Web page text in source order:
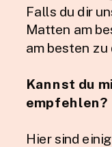
Falls du dir
Matten am
am besten zu
Kannst du
empfehlen?
Hier sind